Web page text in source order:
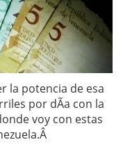
la potencia de esa
por dÃ­a con la
voy con estas